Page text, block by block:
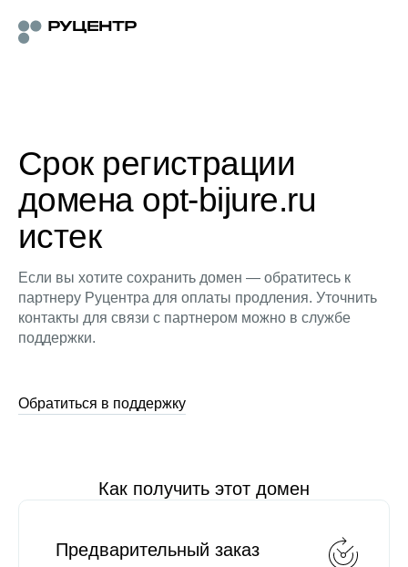
Срок регистрации
домена opt-bijure.ru
истек
Если вы хотите сохранить домен — обратитесь к
партнеру Руцентра для оплаты продления. Уточнить
контакты для связи с партнером можно в службе
поддержки.
Обратиться в поддержку
Как получить этот домен
Предварительный заказ